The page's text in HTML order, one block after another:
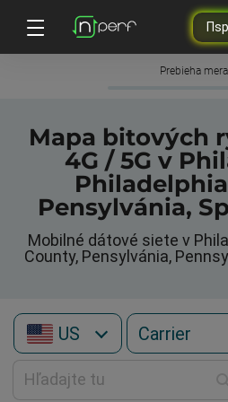
Prebieha
Mapa bitových
4G / 5G v
Pensylvánia,
Mobilné dátové siete v
County, Pensylvánia,
US